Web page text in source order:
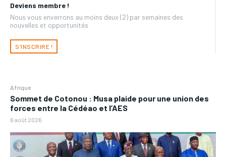
Deviens membre !
Nous vous enverrons au moins deux (2) par semaines des
nouvelles et opportunités
S'INSCRIRE !
Afrique
Sommet de Cotonou : Musa plaide pour une union des
forces entre la Cédéao et l’AES
6 août 2026